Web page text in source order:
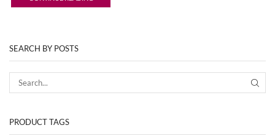
SEARCH BY POSTS
PRODUCT TAGS